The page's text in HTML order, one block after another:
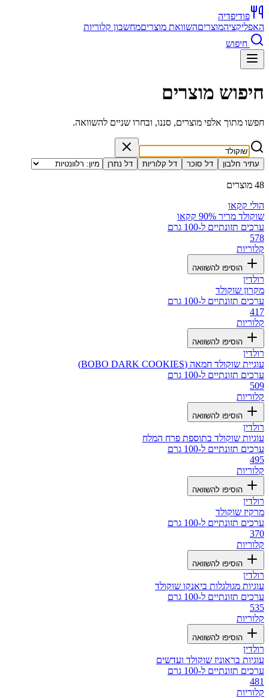
פודיפדיה
האפליקציהמוצריםהשוואת מוצריםמחשבון קלוריות
חיפוש
חיפוש מוצרים
חפשו מתוך אלפי מוצרים, סננו, ובחרו שניים להשוואה.
עתיר חלבון דל סוכר דל קלוריות דל נתרן
48 מוצרים
הולי קקאו
שוקולד מריר 90% קקאו
ערכים תזונתיים ל-100 גרם
578
קלוריות
הוסיפו להשוואה
רולדין
מקרון שוקולד
ערכים תזונתיים ל-100 גרם
417
קלוריות
הוסיפו להשוואה
רולדין
עוגיית שוקולד חמאה (BOBO DARK COOKIES)
ערכים תזונתיים ל-100 גרם
509
קלוריות
הוסיפו להשוואה
רולדין
עוגיות שוקולד בתוספת פרח המלח
ערכים תזונתיים ל-100 גרם
495
קלוריות
הוסיפו להשוואה
רולדין
מרקיז שוקולד
ערכים תזונתיים ל-100 גרם
370
קלוריות
הוסיפו להשוואה
רולדין
עוגיות מגולגלות ביאנקו שוקולד
ערכים תזונתיים ל-100 גרם
535
קלוריות
הוסיפו להשוואה
רולדין
עוגיות בראוניז שוקולד ועדשים
ערכים תזונתיים ל-100 גרם
481
קלוריות